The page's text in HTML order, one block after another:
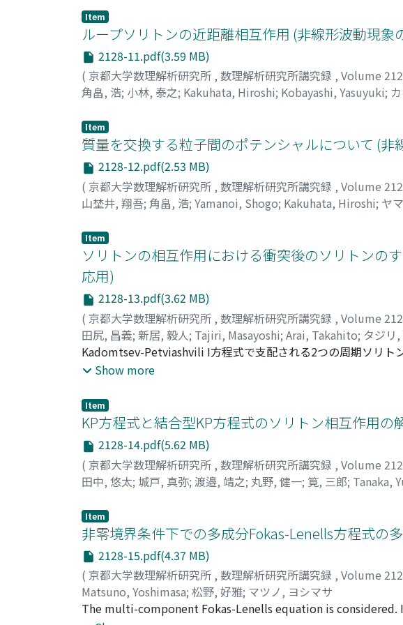
Item
ループソリトンの近距離相互作用 (非線形波動現象
2128-11.pdf(3.59 MB)
( 京都大学数理解析研究所 , 数理解析研究所講究録 , Volume
角畠, 浩; 小林, 泰之; Kakuhata, Hiroshi; Kobayashi, Yasuyuki;
Item
質量を交換する粒子間のポテンシャルについて (非
2128-12.pdf(2.53 MB)
( 京都大学数理解析研究所 , 数理解析研究所講究録 , Volume
山埜井, 翔吾; 角畠, 浩; Yamanoi, Shogo; Kakuhata, Hiroshi; ヤ
Item
ソリトンの相互作用における衝突後のソリトンの
応用)
2128-13.pdf(3.62 MB)
( 京都大学数理解析研究所 , 数理解析研究所講究録 , Volume
田尻, 昌義; 新居, 毅人; Tajiri, Masayoshi; Arai, Takahito; タジリ
Kadomtsev-Petviashvili I方程式で支配される2つの周期ソリト
よって生じるソリトン上の不安定モードの発展が、衝突後に現
そ野の出現へと導く。また、新しいソリトンの中心から離れた
ンジャーソリトンが2つの周期ソリトンの間を伝播している間
Show more
Item
KP方程式と結合型KP方程式のソリトン相互作用
2128-14.pdf(5.62 MB)
( 京都大学数理解析研究所 , 数理解析研究所講究録 , Volume
田中, 悠太; 城戸, 真弥; 渡邉, 靖之; 丸野, 健一; 筧, 三郎; Tanaka,
Item
非零境界条件下での多成分Fokas-Lenells方程式の
2128-15.pdf(4.37 MB)
( 京都大学数理解析研究所 , 数理解析研究所講究録 , Volume
Matsuno, Yoshimasa; 松野, 好雅; マツノ, ヨシマサ
The multi-component Fokas-Lenells equation is